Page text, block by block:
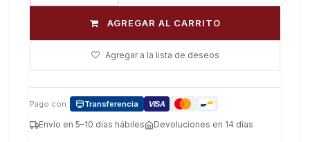
AGREGAR AL CARRITO
Agregar a la lista de deseos
Pago con: Transferencia VISA
Envío en 5–10 días hábiles Devoluciones en 14 días